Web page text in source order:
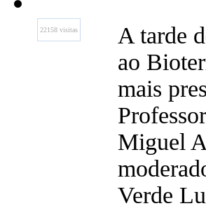
22158 visitas
A tarde
ao
mais
Miguel
Verde